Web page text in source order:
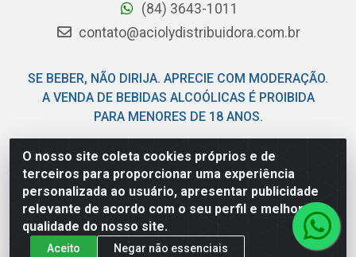
O nosso site coleta cookies próprios e de
terceiros para proporcionar uma experiência
personalizada ao usuário, apresentar publicidade
relevante de acordo com o seu perfil e melhorar a
qualidade do nosso site.
Aceito Negar não essenciais
(84) 3643-1011
contato@aciolydistribuidora.com.br
SE BEBER, NÃO DIRIJA. APRECIE COM MODERAÇÃO.
A VENDA DE BEBIDAS ALCOÓLICAS É PROIBIDA
PARA MENORES DE 18 ANOS.
Acioly Distribuidora - Av Piloto Pereira Tim - Parque de
Exposições - Parnamirim/RN - CEP 59146-480 - CNPJ
06.029.901/0001-92